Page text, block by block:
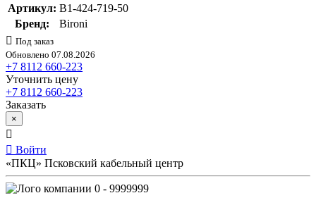
Артикул: B1-424-719-50
Бренд:
Bironi
Под заказ
Обновлено 07.08.2026
+7 8112 660-223
Уточнить цену
+7 8112 660-223
Заказать
×
Войти
«ПКЦ» Псковский кабельный центр
0 - 9999999